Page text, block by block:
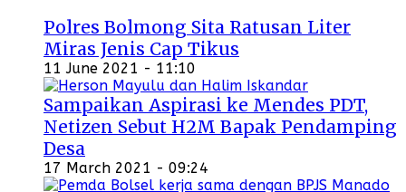
Polres Bolmong Sita Ratusan Liter
Miras Jenis Cap Tikus
11 June 2021 - 11:10
Sampaikan Aspirasi ke Mendes PDT,
Netizen Sebut H2M Bapak Pendamping
Desa
17 March 2021 - 09:24